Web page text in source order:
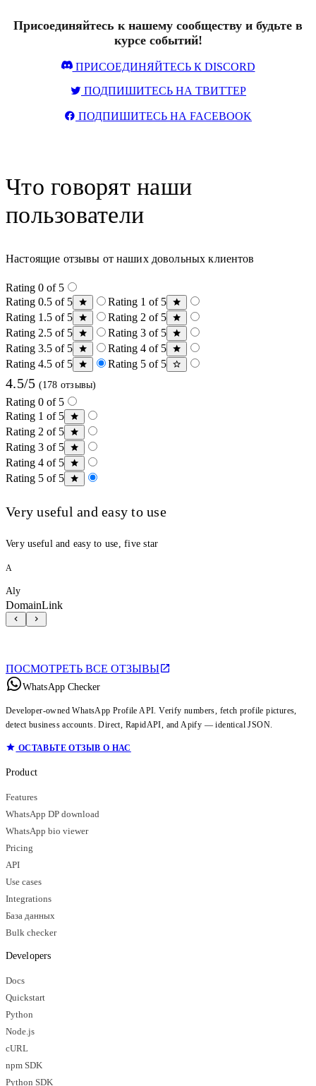
Присоединяйтесь к нашему сообществу и будьте в
курсе событий!
ПРИСОЕДИНЯЙТЕСЬ К DISCORD
ПОДПИШИТЕСЬ НА ТВИТТЕР
ПОДПИШИТЕСЬ НА FACEBOOK
Что говорят наши
пользователи
Настоящие отзывы от наших довольных клиентов
Rating 0 of 5
Rating 0.5 of 5
Rating 1 of 5
Rating 1.5 of 5
Rating 2 of 5
Rating 2.5 of 5
Rating 3 of 5
Rating 3.5 of 5
Rating 4 of 5
Rating 4.5 of 5
Rating 5 of 5
4.5/5 (178 отзывы)
Rating 0 of 5
Rating 1 of 5
Rating 2 of 5
Rating 3 of 5
Rating 4 of 5
Rating 5 of 5
Very useful and easy to use
Very useful and easy to use, five star
A
Aly
DomainLink
ПОСМОТРЕТЬ ВСЕ ОТЗЫВЫ
WhatsApp Checker
Developer-owned WhatsApp Profile API. Verify numbers, fetch profile pictures,
detect business accounts. Direct, RapidAPI, and Apify — identical JSON.
ОСТАВЬТЕ ОТЗЫВ О НАС
Product
Features
WhatsApp DP download
WhatsApp bio viewer
Pricing
API
Use cases
Integrations
База данных
Bulk checker
Developers
Docs
Quickstart
Python
Node.js
cURL
npm SDK
Python SDK